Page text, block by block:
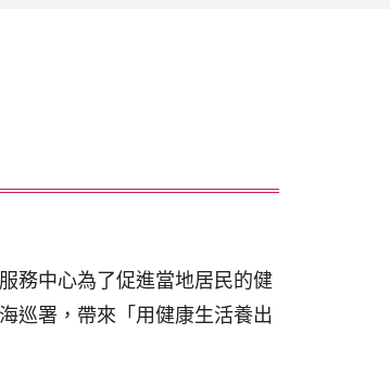
務中心為了促進當地居民的健
巡署，帶來「用健康生活養出